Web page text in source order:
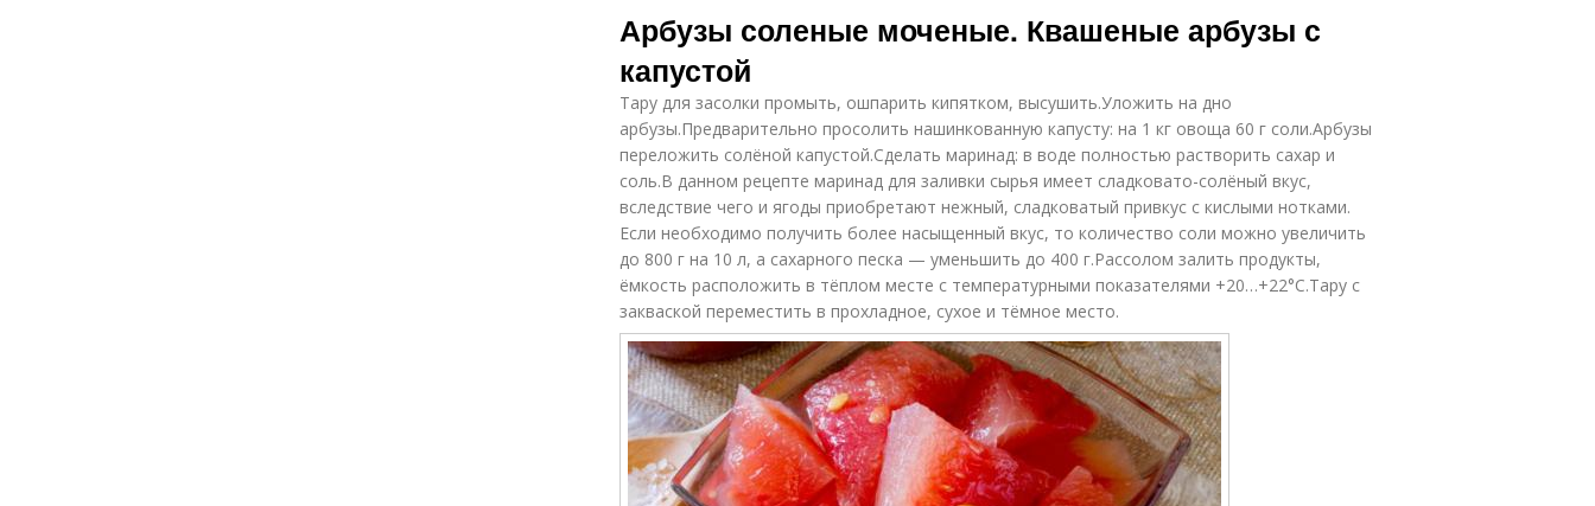
Арбузы соленые моченые. Квашеные арбузы с
капустой
Тару для засолки промыть, ошпарить кипятком, высушить.Уложить на дно
арбузы.Предварительно просолить нашинкованную капусту: на 1 кг овоща 60 г соли.Арбузы
переложить солёной капустой.Сделать маринад: в воде полностью растворить сахар и
соль.В данном рецепте маринад для заливки сырья имеет сладковато-солёный вкус,
вследствие чего и ягоды приобретают нежный, сладковатый привкус с кислыми нотками.
Если необходимо получить более насыщенный вкус, то количество соли можно увеличить
до 800 г на 10 л, а сахарного песка — уменьшить до 400 г.Рассолом залить продукты,
ёмкость расположить в тёплом месте с температурными показателями +20…+22°С.Тару с
закваской переместить в прохладное, сухое и тёмное место.